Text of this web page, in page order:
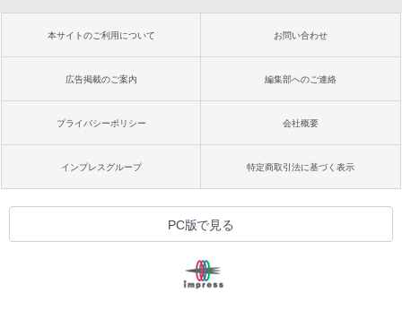
本サイトのご利用について お問い合わせ
広告掲載のご案内 編集部へのご連絡
プライバシーポリシー 会社概要
インプレスグループ 特定商取引法に基づく表示
PC版で見る